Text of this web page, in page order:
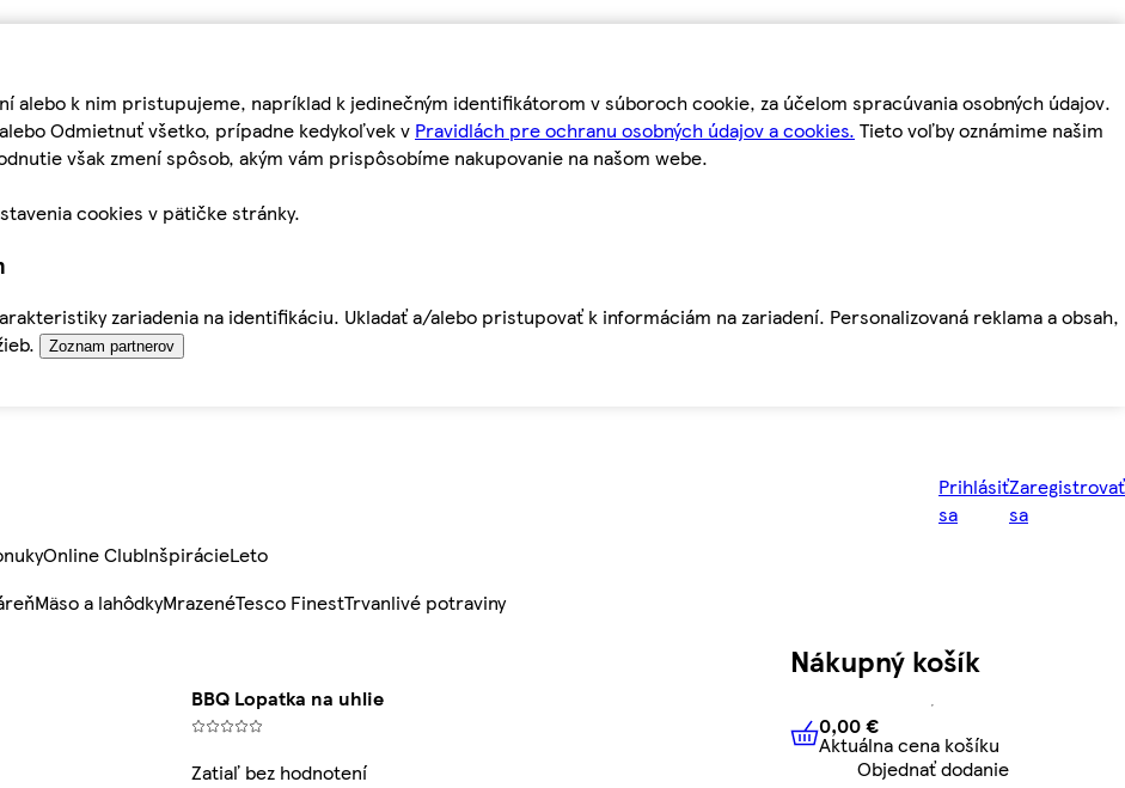
alebo k nim pristupujeme, napríklad k jedinečným identifikátorom v súboroch cookie, za účelom spracúvania osobných údajov.
Odmietnuť všetko, prípadne kedykoľvek v Pravidlách pre ochranu osobných údajov a cookies. Tieto voľby oznámime našim
však zmení spôsob, akým vám prispôsobíme nakupovanie na našom webe.
cookies v pätičke stránky.
zariadenia na identifikáciu. Ukladať a/alebo pristupovať k informáciám na zariadení. Personalizovaná reklama a obsah,
Zoznam partnerov
Prihlásiť
sa
Zaregistrovať
sa
Online ClubInšpirácieLeto
Mäso a lahôdkyMrazenéTesco FinestTrvanlivé potraviny
BBQ Lopatka na uhlie
Zatiaľ bez hodnotení
Nákupný košík
0,00 € Aktuálna cena košíku
0,00 €
Aktuálna cena košíku
Objednať dodanie